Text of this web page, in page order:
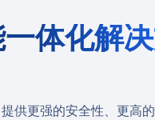
体化解
供更强的安全性、更高